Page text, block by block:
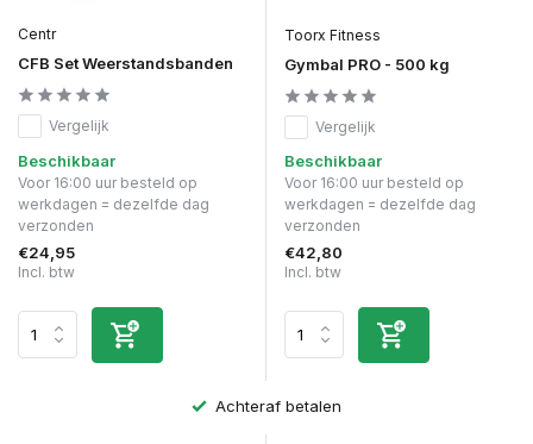
Centr
CFB Set Weerstandsbanden
Vergelijk
Beschikbaar
Voor 16:00 uur besteld op
werkdagen = dezelfde dag
verzonden
€24,95
Incl. btw
Toorx Fitness
Gymbal PRO - 500 kg
Vergelijk
Beschikbaar
Voor 16:00 uur besteld op
werkdagen = dezelfde dag
verzonden
€42,80
Incl. btw
Achteraf betalen